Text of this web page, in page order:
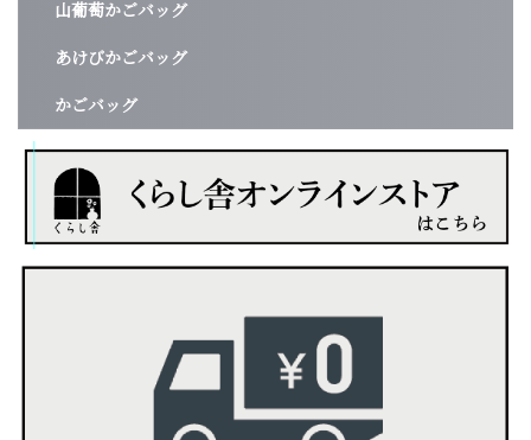
山葡萄かごバッグ
あけびかごバッグ
かごバッグ